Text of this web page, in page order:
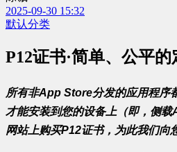
2025-09-30 15:32
默认分类
P12证书·简单、公平的
所有非App Store分发的应用程序
才能安装到您的设备上（即，侧
网站上购买P12证书，为此我们向